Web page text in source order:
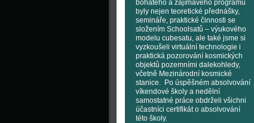
bohatého a zajímavého programu
byly nejen teoretické přednášky,
semináře, praktické činnosti se
složením Schoolsatů – výukového
modelu cubesatu, ale také jsme si
vyzkoušeli virtuální technologie i
praktická pozorování kosmických
objektů pozemními dalekohledy,
včetně Mezinárodní kosmické
stanice. Po úspěšném absolvování
víkendové školy a nedělní
samostatné práce obdrželi všichni
účastníci certifikát o absolvování
této školy.